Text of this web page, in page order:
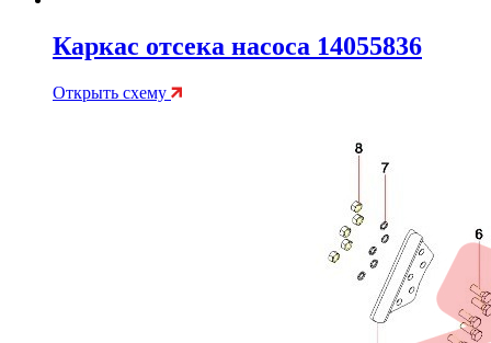
Каркас отсека насоса 14055836
Открыть схему